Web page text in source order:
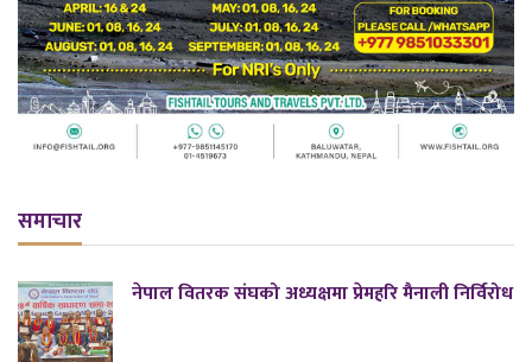
समाचार
नेपाल वितरक संघको अध्यक्षमा प्रेमहरि मैनाली निर्विरोध